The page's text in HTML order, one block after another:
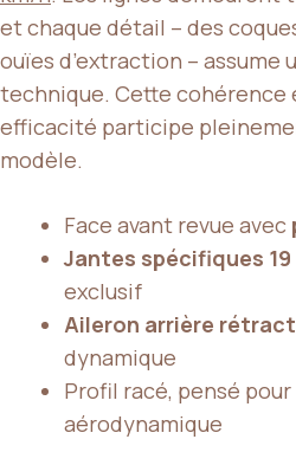
et chaque détail – des
ouïes d’extraction –
technique. Cette
efficacité participe
modèle.
Face avant revue avec
Jantes spécifiques
exclusif
Aileron arrière
dynamique
Profil racé, pensé
aérodynamique